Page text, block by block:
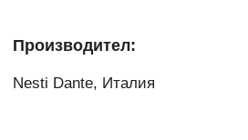
Производител:
Nesti Dante, Италия